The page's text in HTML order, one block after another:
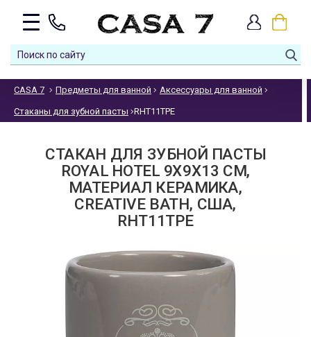
CASA 7 Предметы для ванной Аксессуары для ванной
Стаканы для зубной пасты RHT11TPE
СТАКАН ДЛЯ ЗУБНОЙ ПАСТЫ
ROYAL HOTEL 9Х9Х13 СМ,
МАТЕРИАЛ КЕРАМИКА,
CREATIVE BATH, США,
RHT11TPE